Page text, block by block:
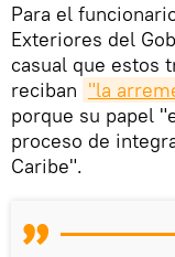
Para el
Exteriores del
casual que estos
reciban "la
porque su papel
proceso de
Caribe".